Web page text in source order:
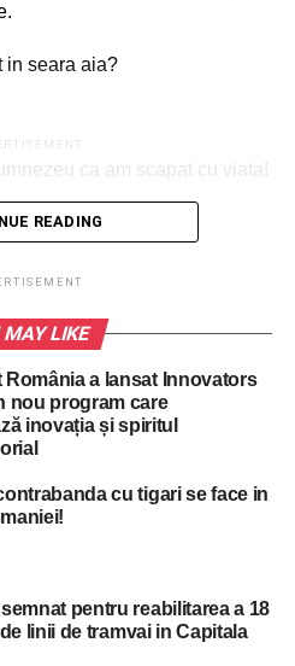
in seara aia?
ca am scapat cu viata!
gruparii interlope Rinu,
2.
Bogdan Berechet, a
„este la datorie” si ca in
strada mai multi politisti, care
le organizeaza de jandarmi
Bucuresti a sustinut ca
Emi Pian „cat va fi nevoie”.
la morga trupul neinsufletit
READING
MAY LIKE
România a lansat Innovators
nou program care
inovația și spiritul
cu tigari se face in
pentru reabilitarea a 18
linii de tramvai in Capitala